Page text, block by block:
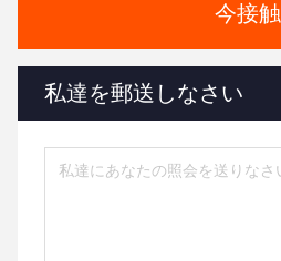
今接触
私達を郵送しなさい